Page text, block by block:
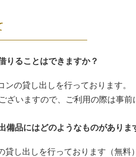
りることはできますか？
ンの貸し出しを行っております。
ざいますので、ご利用の際は事
備品にはどのようなものがありま
貸し出しを行っております（無料